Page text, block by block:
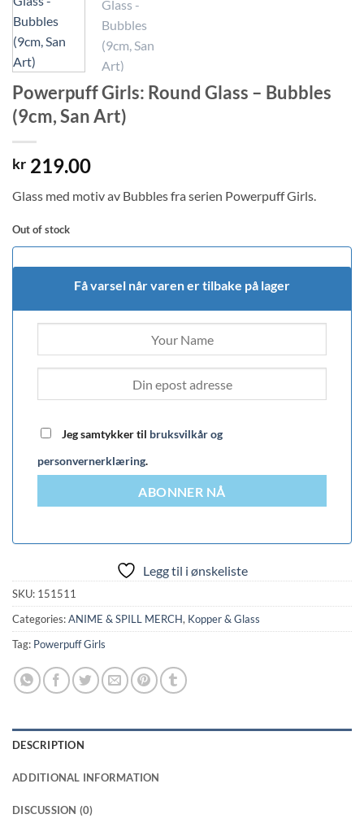
Powerpuff Girls: Round Glass – Bubbles
(9cm, San Art)
kr 219.00
Glass med motiv av Bubbles fra serien Powerpuff Girls.
Out of stock
Få varsel når varen er tilbake på lager
Jeg samtykker til bruksvilkår og
personvernerklæring.
ABONNER NÅ
Legg til i ønskeliste
SKU: 151511
Categories:ANIME & SPILL MERCH, Kopper & Glass
Tag: Powerpuff Girls
DESCRIPTION
ADDITIONAL INFORMATION
DISCUSSION (0)